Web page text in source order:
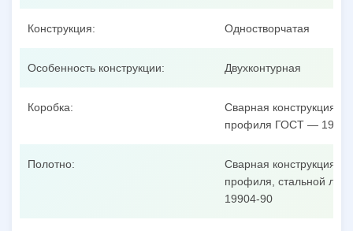
Конструкция: Одностворчатая
Особенность конструкции: Двухконтурная
Коробка:
Сварная конструкция из
профиля ГОСТ —
Полотно:
Сварная конструкция из
профиля, стальной
19904-90